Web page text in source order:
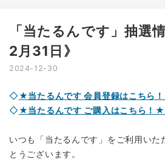
「当たるんです」抽選
2月31日》
2024-12-30
◇★当たるんです 会員登録はこちら
◇★当たるんです ご購入はこちら！★
いつも「当たるんです」をご利用いた
とうございます。